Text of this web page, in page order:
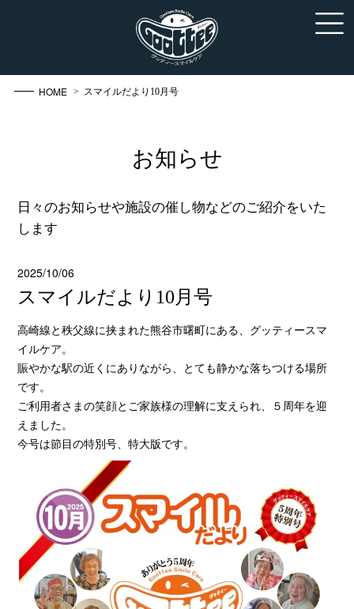
HOME > スマイルだより10月号
お知らせ
日々のお知らせや施設の催し物などのご紹介をいた
します
2025/10/06
スマイルだより10月号
高崎線と秩父線に挟まれた熊谷市曙町にある、グッティースマ
イルケア。
賑やかな駅の近くにありながら、とても静かな落ちつける場所
です。
ご利用者さまの笑顔とご家族様の理解に支えられ、５周年を迎
えました。
今号は節目の特別号、特大版です。